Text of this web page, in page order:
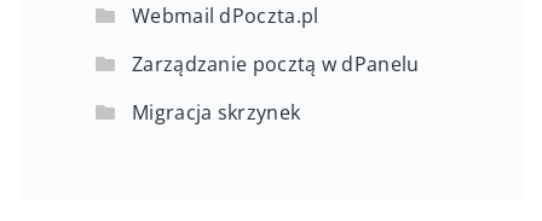
Webmail dPoczta.pl
Zarządzanie pocztą w dPanelu
Migracja skrzynek